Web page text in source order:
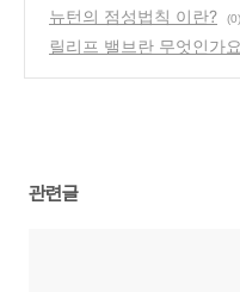
뉴턴의 점성법칙 이란? (0)
릴리프 밸브란 무엇인가
관련글